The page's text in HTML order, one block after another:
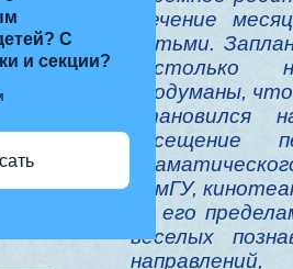
С
и секции?
течение
детьми.
продуманы,
становился
посещение
КемГУ,
за его
веселых